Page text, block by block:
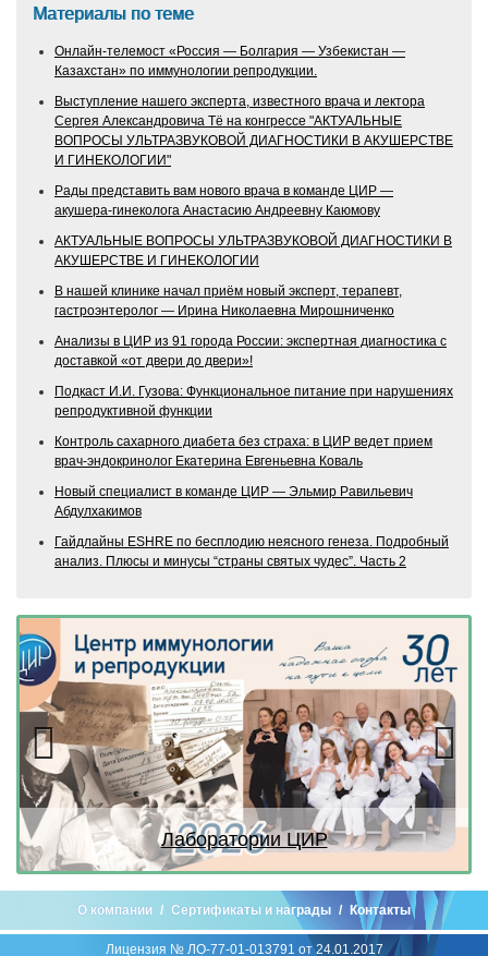
Лаборатории ЦИР
Previous Next
Материалы по теме
Онлайн‑телемост «Россия — Болгария — Узбекистан —
Казахстан» по иммунологии репродукции.
Выступление нашего эксперта, известного врача и лектора
Сергея Александровича Тё на конгрессе "АКТУАЛЬНЫЕ
ВОПРОСЫ УЛЬТРАЗВУКОВОЙ ДИАГНОСТИКИ В АКУШЕРСТВЕ
И ГИНЕКОЛОГИИ"
Рады представить вам нового врача в команде ЦИР —
акушера‑гинеколога Анастасию Андреевну Каюмову
АКТУАЛЬНЫЕ ВОПРОСЫ УЛЬТРАЗВУКОВОЙ ДИАГНОСТИКИ В
АКУШЕРСТВЕ И ГИНЕКОЛОГИИ
В нашей клинике начал приём новый эксперт, терапевт,
гастроэнтеролог — Ирина Николаевна Мирошниченко
Анализы в ЦИР из 91 города России: экспертная диагностика с
доставкой «от двери до двери»!
Подкаст И.И. Гузова: Функциональное питание при нарушениях
репродуктивной функции
Контроль сахарного диабета без страха: в ЦИР ведет прием
врач-эндокринолог Екатерина Евгеньевна Коваль
Новый специалист в команде ЦИР — Эльмир Равильевич
Абдулхакимов
Гайдлайны ESHRE по бесплодию неясного генеза. Подробный
анализ. Плюсы и минусы “страны святых чудес”. Часть 2
О компании Сертификаты и награды Контакты
Лицензия № ЛО-77-01-013791 от 24.01.2017